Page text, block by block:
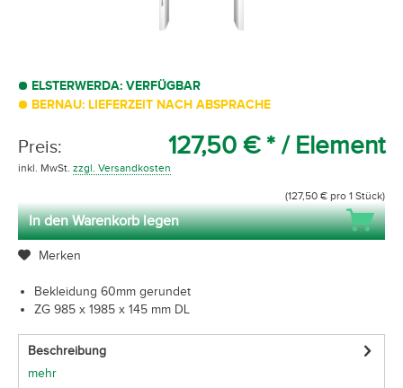
ELSTERWERDA: VERFÜGBAR
BERNAU: LIEFERZEIT NACH ABSPRACHE
Preis: 127,50 € * / Element
inkl. MwSt. zzgl. Versandkosten
(127,50 € pro 1 Stück)
In den Warenkorb legen
Merken
Bekleidung 60mm gerundet
ZG 985 x 1985 x 145 mm DL
Beschreibung
mehr